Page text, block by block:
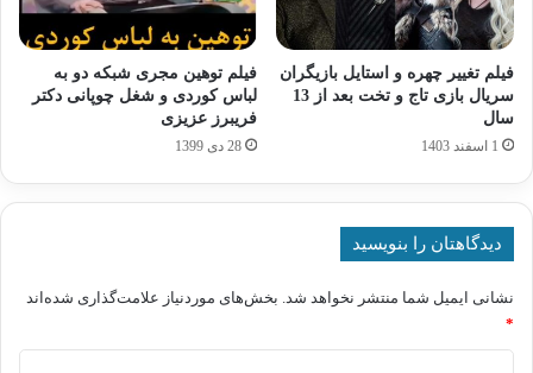
فیلم تغییر چهره و استایل بازیگران
سریال بازی تاج و تخت بعد از 13
سال
1 اسفند 1403
فیلم توهین مجری شبکه دو به
لباس کوردی و شغل چوپانی دکتر
فریبرز عزیزی
28 دی 1399
دیدگاهتان را بنویسید
نشانی ایمیل شما منتشر نخواهد شد. بخش‌های موردنیاز علامت‌گذاری شده‌اند
*